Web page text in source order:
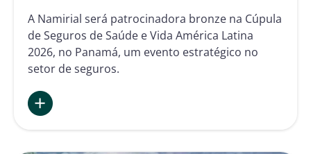
A Namirial será patrocinadora bronze na Cúpula
de Seguros de Saúde e Vida América Latina
2026, no Panamá, um evento estratégico no
setor de seguros.
Namirial